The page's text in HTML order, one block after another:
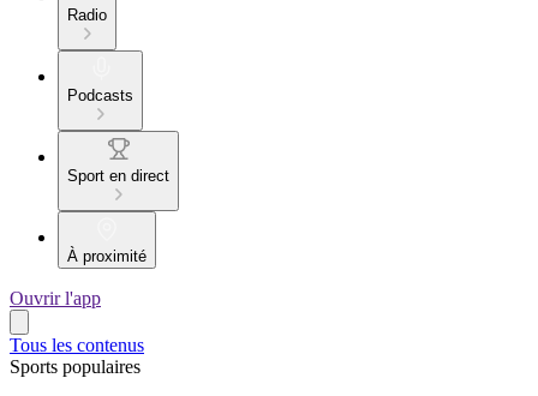
Radio
Podcasts
Sport en direct
À proximité
Ouvrir l'app
Tous les contenus
Sports populaires